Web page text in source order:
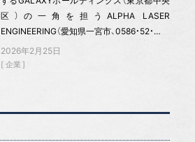
区）の一角を担うALPHA LASER
ENGINEERING（愛知県一宮市、0586・52・…
2026年2月25日
企業